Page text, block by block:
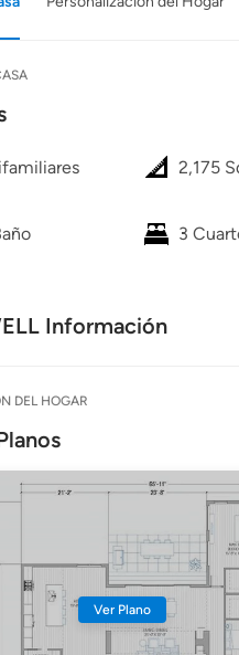
2,175
3
Información
DEL HOGAR
Ver Plano